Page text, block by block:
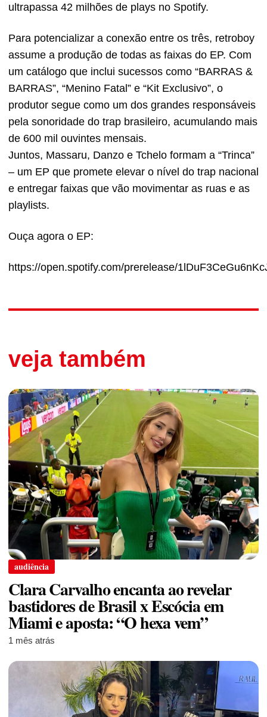
ultrapassa 42 milhões de plays no Spotify.
Para potencializar a conexão entre os três, retroboy
assume a produção de todas as faixas do EP. Com
um catálogo que inclui sucessos como “BARRAS &
BARRAS”, “Menino Fatal” e “Kit Exclusivo”, o
produtor segue como um dos grandes responsáveis
pela sonoridade do trap brasileiro, acumulando mais
de 600 mil ouvintes mensais.
Juntos, Massaru, Danzo e Tchelo formam a “Trinca”
– um EP que promete elevar o nível do trap nacional
e entregar faixas que vão movimentar as ruas e as
playlists.
Ouça agora o EP:
https://open.spotify.com/prerelease/
veja também
audiência
Clara Carvalho encanta ao revelar
bastidores de Brasil x Escócia em
Miami e aposta: “O hexa vem”
1 mês atrás